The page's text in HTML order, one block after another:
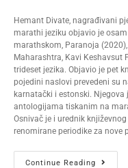
Hemant Divate, nagrađivani
marathi jeziku objavio je
marathskom, Paranoja
Maharashtra, Kavi Keshavsut
trideset jezika. Objavio je pet
pojedini naslovi prevedeni su
karnatački i estonski.
antologijama tiskanim na
Osnivač je i urednik
renomirane periodike za nove
Continue Reading